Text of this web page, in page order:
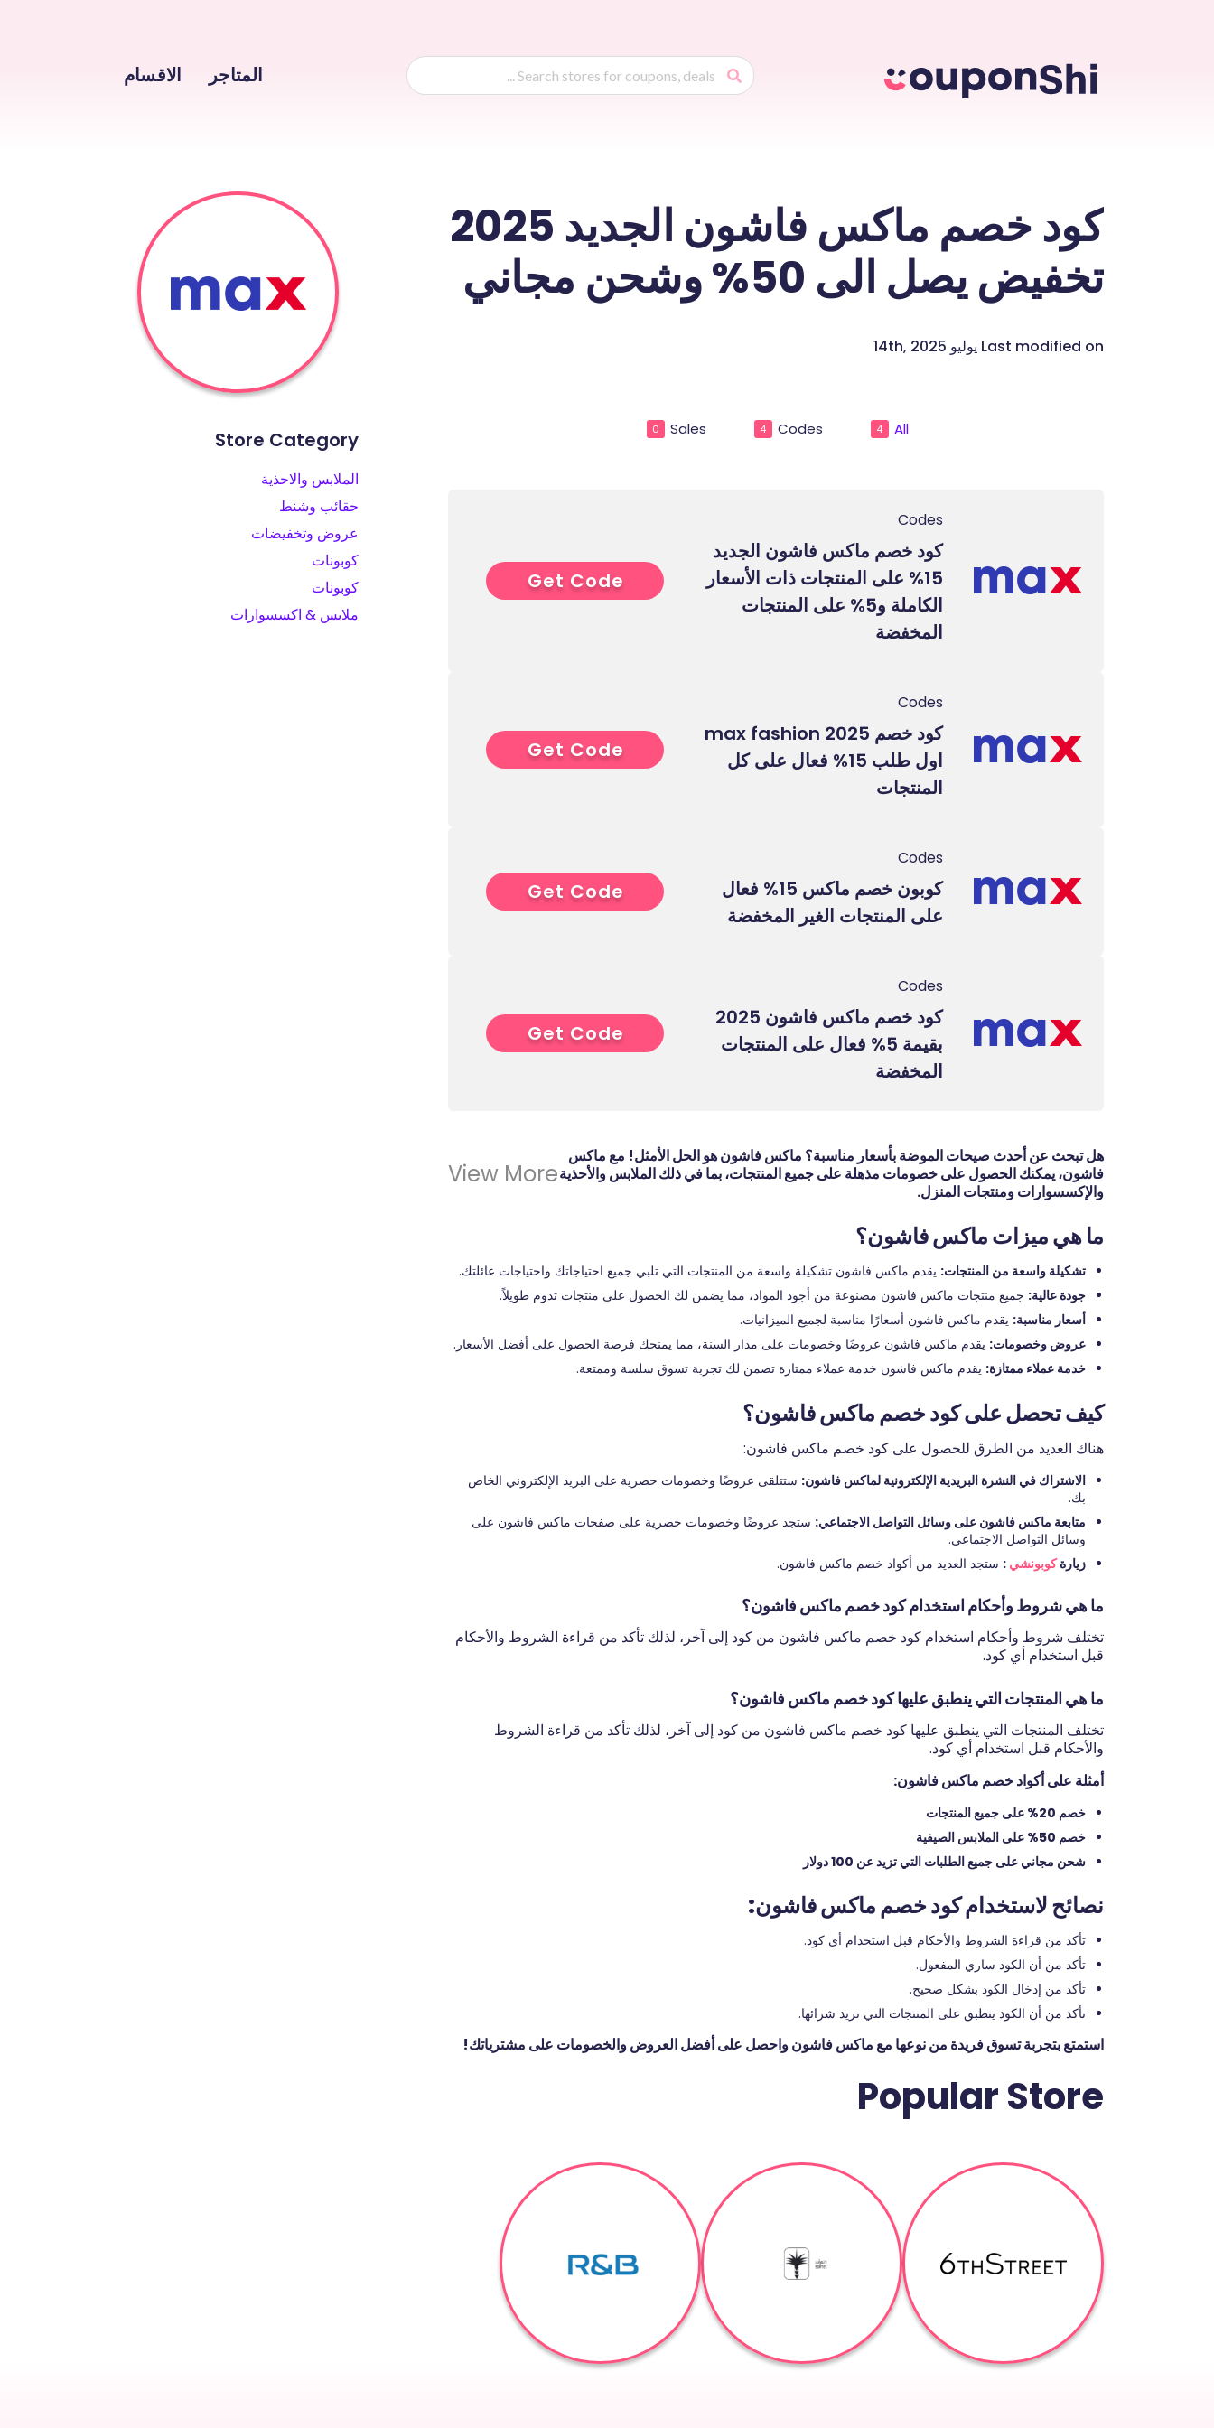
content
المتاجر الاقسام
كود خصم ماكس فاشون الجديد 2025
تخفيض يصل الى 50% وشحن مجاني
Last modified on يوليو 14th, 2025
All
4
Codes
4
Sales
0
Codes
كود خصم ماكس فاشون الجديد
15% على المنتجات ذات الأسعار
الكاملة و5% على المنتجات
المخفضة
5****
Get Code
Codes
كود خصم max fashion 2025
اول طلب 15% فعال على كل
المنتجات
5****
Get Code
Codes
كوبون خصم ماكس 15% فعال
على المنتجات الغير المخفضة
5****
Get Code
Codes
كود خصم ماكس فاشون 2025
بقيمة 5% فعال على المنتجات
المخفضة
5****
Get Code
View More
هل تبحث عن أحدث صيحات الموضة بأسعار مناسبة؟ ماكس فاشون هو الحل الأمثل! مع ماكس
فاشون، يمكنك الحصول على خصومات مذهلة على جميع المنتجات، بما في ذلك الملابس والأحذية
والإكسسوارات ومنتجات المنزل.
ما هي ميزات ماكس فاشون؟
تشكيلة واسعة من المنتجات: يقدم ماكس فاشون تشكيلة واسعة من المنتجات التي تلبي جميع احتياجاتك واحتياجات عائلتك.
جودة عالية: جميع منتجات ماكس فاشون مصنوعة من أجود المواد، مما يضمن لك الحصول على منتجات تدوم طويلاً.
أسعار مناسبة: يقدم ماكس فاشون أسعارًا مناسبة لجميع الميزانيات.
عروض وخصومات: يقدم ماكس فاشون عروضًا وخصومات على مدار السنة، مما يمنحك فرصة الحصول على أفضل الأسعار.
خدمة عملاء ممتازة: يقدم ماكس فاشون خدمة عملاء ممتازة تضمن لك تجربة تسوق سلسة وممتعة.
كيف تحصل على كود خصم ماكس فاشون؟
هناك العديد من الطرق للحصول على كود خصم ماكس فاشون:
الاشتراك في النشرة البريدية الإلكترونية لماكس فاشون: ستتلقى عروضًا وخصومات حصرية على البريد الإلكتروني الخاص
بك.
متابعة ماكس فاشون على وسائل التواصل الاجتماعي: ستجد عروضًا وخصومات حصرية على صفحات ماكس فاشون على
وسائل التواصل الاجتماعي.
زيارةكوبونشي : ستجد العديد من أكواد خصم ماكس فاشون.
ما هي شروط وأحكام استخدام كود خصم ماكس فاشون؟
تختلف شروط وأحكام استخدام كود خصم ماكس فاشون من كود إلى آخر، لذلك تأكد من قراءة الشروط والأحكام
قبل استخدام أي كود.
ما هي المنتجات التي ينطبق عليها كود خصم ماكس فاشون؟
تختلف المنتجات التي ينطبق عليها كود خصم ماكس فاشون من كود إلى آخر، لذلك تأكد من قراءة الشروط
والأحكام قبل استخدام أي كود.
أمثلة على أكواد خصم ماكس فاشون:
خصم 20% على جميع المنتجات
خصم 50% على الملابس الصيفية
شحن مجاني على جميع الطلبات التي تزيد عن 100 دولار
نصائح لاستخدام كود خصم ماكس فاشون:
تأكد من قراءة الشروط والأحكام قبل استخدام أي كود.
تأكد من أن الكود ساري المفعول.
تأكد من إدخال الكود بشكل صحيح.
تأكد من أن الكود ينطبق على المنتجات التي تريد شرائها.
استمتع بتجربة تسوق فريدة من نوعها مع ماكس فاشون واحصل على أفضل العروض والخصومات على مشترياتك!
Popular Store
Store Category
الملابس والاحذية
حقائب وشنط
عروض وتخفيضات
كوبونات
كوبونات
ملابس & اكسسوارات